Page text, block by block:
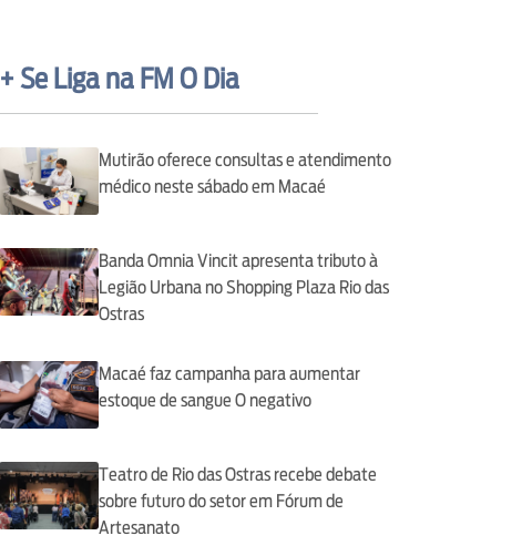
+ Se Liga na FM O Dia
Mutirão oferece consultas e atendimento
médico neste sábado em Macaé
Banda Omnia Vincit apresenta tributo à
Legião Urbana no Shopping Plaza Rio das
Ostras
Macaé faz campanha para aumentar
estoque de sangue O negativo
Teatro de Rio das Ostras recebe debate
sobre futuro do setor em Fórum de
Artesanato